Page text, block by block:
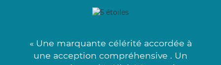
« Une marquante célérité accordée à
une acception compréhensive . Un